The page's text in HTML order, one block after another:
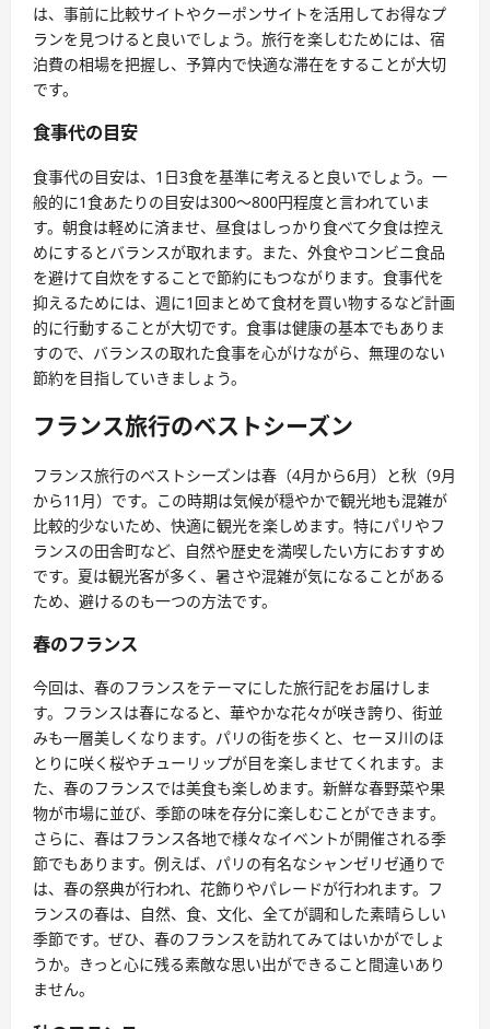
は、事前に比較サイトやクーポンサイトを活用してお得なプ
ランを見つけると良いでしょう。旅行を楽しむためには、宿
泊費の相場を把握し、予算内で快適な滞在をすることが大切
です。
食事代の目安
食事代の目安は、1日3食を基準に考えると良いでしょう。一
般的に1食あたりの目安は300～800円程度と言われていま
す。朝食は軽めに済ませ、昼食はしっかり食べて夕食は控え
めにするとバランスが取れます。また、外食やコンビニ食品
を避けて自炊をすることで節約にもつながります。食事代を
抑えるためには、週に1回まとめて食材を買い物するなど計画
的に行動することが大切です。食事は健康の基本でもありま
すので、バランスの取れた食事を心がけながら、無理のない
節約を目指していきましょう。
フランス旅行のベストシーズン
フランス旅行のベストシーズンは春（4月から6月）と秋（9月
から11月）です。この時期は気候が穏やかで観光地も混雑が
比較的少ないため、快適に観光を楽しめます。特にパリやフ
ランスの田舎町など、自然や歴史を満喫したい方におすすめ
です。夏は観光客が多く、暑さや混雑が気になることがある
ため、避けるのも一つの方法です。
春のフランス
今回は、春のフランスをテーマにした旅行記をお届けしま
す。フランスは春になると、華やかな花々が咲き誇り、街並
みも一層美しくなります。パリの街を歩くと、セーヌ川のほ
とりに咲く桜やチューリップが目を楽しませてくれます。ま
た、春のフランスでは美食も楽しめます。新鮮な春野菜や果
物が市場に並び、季節の味を存分に楽しむことができます。
さらに、春はフランス各地で様々なイベントが開催される季
節でもあります。例えば、パリの有名なシャンゼリゼ通りで
は、春の祭典が行われ、花飾りやパレードが行われます。フ
ランスの春は、自然、食、文化、全てが調和した素晴らしい
季節です。ぜひ、春のフランスを訪れてみてはいかがでしょ
うか。きっと心に残る素敵な思い出ができること間違いあり
ません。